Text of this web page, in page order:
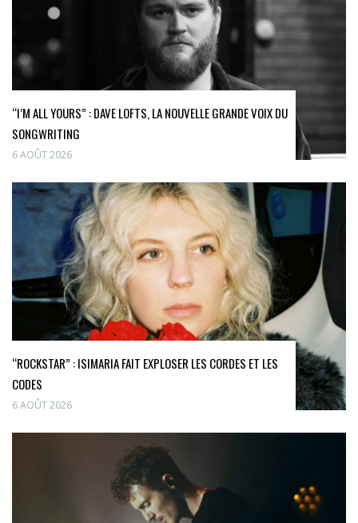
“I’M ALL YOURS” : DAVE LOFTS, LA NOUVELLE GRANDE VOIX DU
SONGWRITING
6 AOÛT 2026
“ROCKSTAR” : ISIMARIA FAIT EXPLOSER LES CORDES ET LES
CODES
6 AOÛT 2026